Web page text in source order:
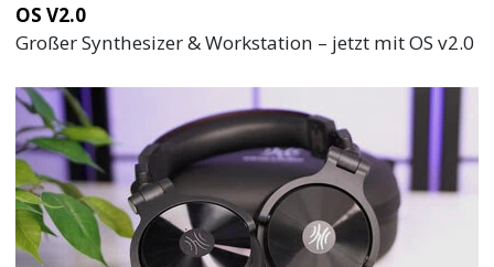
OS V2.0
Großer Synthesizer & Workstation – jetzt mit OS v2.0